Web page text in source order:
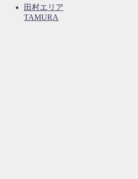
田村エリア
TAMURA